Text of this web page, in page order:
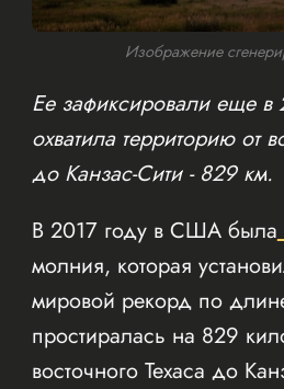
Изображение
Ее зафиксировали еще в
охватила территорию от
до Канзас-Сити - 829 км.
В 2017 году в США была
молния, которая
мировой рекорд по
простиралась на 829
восточного Техаса до